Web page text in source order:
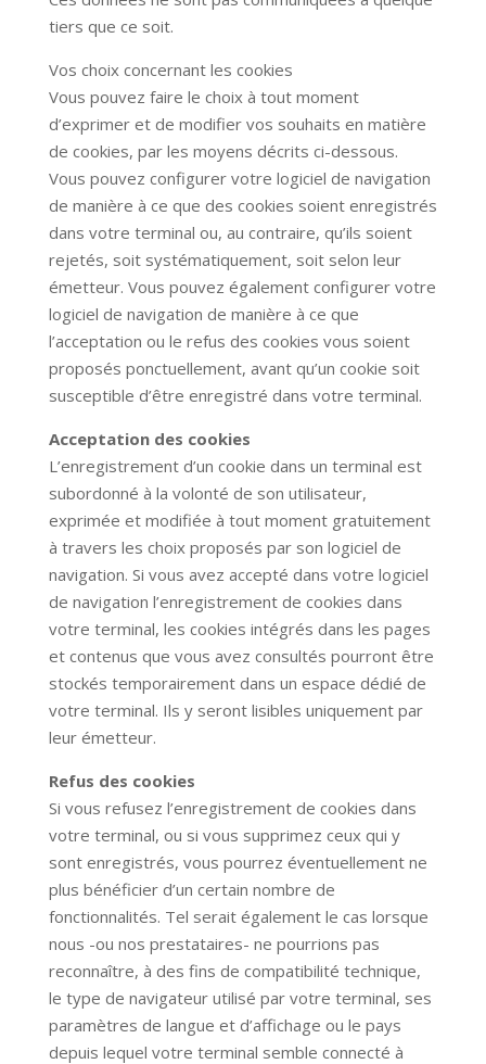
tiers que ce soit.
Vos choix concernant les cookies
Vous pouvez faire le choix à tout moment
d’exprimer et de modifier vos souhaits en matière
de cookies, par les moyens décrits ci-dessous.
Vous pouvez configurer votre logiciel de navigation
de manière à ce que des cookies soient enregistrés
dans votre terminal ou, au contraire, qu’ils soient
rejetés, soit systématiquement, soit selon leur
émetteur. Vous pouvez également configurer votre
logiciel de navigation de manière à ce que
l’acceptation ou le refus des cookies vous soient
proposés ponctuellement, avant qu’un cookie soit
susceptible d’être enregistré dans votre terminal.
Acceptation des cookies
L’enregistrement d’un cookie dans un terminal est
subordonné à la volonté de son utilisateur,
exprimée et modifiée à tout moment gratuitement
à travers les choix proposés par son logiciel de
navigation. Si vous avez accepté dans votre logiciel
de navigation l’enregistrement de cookies dans
votre terminal, les cookies intégrés dans les pages
et contenus que vous avez consultés pourront être
stockés temporairement dans un espace dédié de
votre terminal. Ils y seront lisibles uniquement par
leur émetteur.
Refus des cookies
Si vous refusez l’enregistrement de cookies dans
votre terminal, ou si vous supprimez ceux qui y
sont enregistrés, vous pourrez éventuellement ne
plus bénéficier d’un certain nombre de
fonctionnalités. Tel serait également le cas lorsque
nous -ou nos prestataires- ne pourrions pas
reconnaître, à des fins de compatibilité technique,
le type de navigateur utilisé par votre terminal, ses
paramètres de langue et d’affichage ou le pays
depuis lequel votre terminal semble connecté à